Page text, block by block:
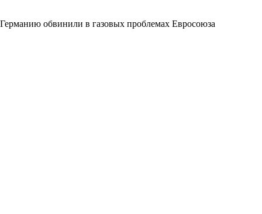
Германию обвинили в газовых проблемах Евросоюза